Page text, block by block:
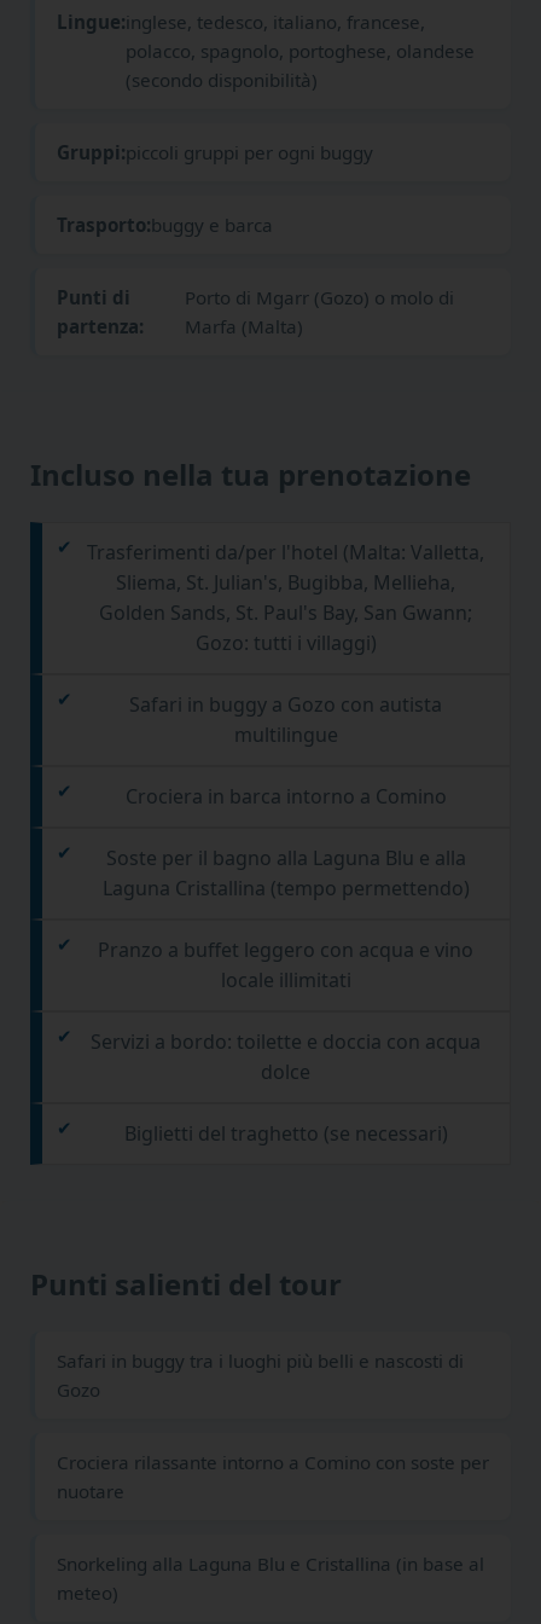
Lingue:inglese, tedesco, italiano, francese,
polacco, spagnolo, portoghese, olandese
(secondo disponibilità)
Gruppi:piccoli gruppi per ogni buggy
Trasporto:buggy e barca
Punti di
partenza:
Porto di Mgarr (Gozo) o molo di
Marfa (Malta)
Incluso nella tua prenotazione
Trasferimenti da/per l'hotel (Malta: Valletta,
Sliema, St. Julian's, Bugibba, Mellieha,
Golden Sands, St. Paul's Bay, San Gwann;
Gozo: tutti i villaggi)
Safari in buggy a Gozo con autista
multilingue
Crociera in barca intorno a Comino
Soste per il bagno alla Laguna Blu e alla
Laguna Cristallina (tempo permettendo)
Pranzo a buffet leggero con acqua e vino
locale illimitati
Servizi a bordo: toilette e doccia con acqua
dolce
Biglietti del traghetto (se necessari)
Punti salienti del tour
Safari in buggy tra i luoghi più belli e nascosti di
Gozo
Crociera rilassante intorno a Comino con soste per
nuotare
Snorkeling alla Laguna Blu e Cristallina (in base al
meteo)